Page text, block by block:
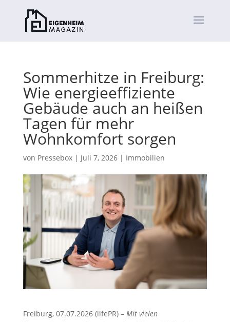
Sommerhitze in Freiburg:
Wie energieeffiziente
Gebäude auch an heißen
Tagen für mehr
Wohnkomfort sorgen
von Pressebox| Juli 7, 2026| Immobilien
Freiburg, 07.07.2026 (lifePR) – Mit vielen